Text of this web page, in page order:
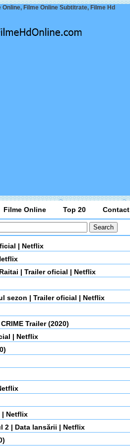
Online, Filme Online Subtitrate, Filme Hd
Filme Online Top 20 Contact
| Netflix
| Trailer oficial | Netflix
sezon | Trailer oficial | Netflix
Trailer (2020)
| Netflix
| Netflix
2 | Data lansării | Netflix